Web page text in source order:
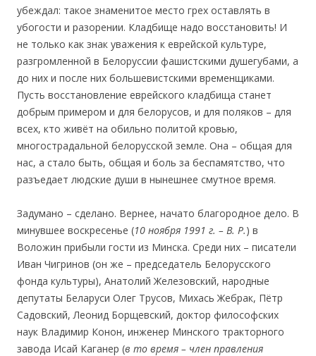
убеждал: такое знаменитое место грех оставлять в
убогости и разорении. Кладбище надо восстановить! И
не только как знак уважения к еврейской культуре,
разгромленной в Белоруссии фашистскими душегубами, а
до них и после них большевистскими временщиками.
Пусть восстановление еврейского кладбища станет
добрым примером и для белорусов, и для поляков – для
всех, кто живёт на обильно политой кровью,
многострадальной белорусской земле. Она – общая для
нас, а стало быть, общая и боль за беспамятство, что
разъедает людские души в нынешнее смутное время.
Задумано – сделано. Вернее, начато благородное дело. В
минувшее воскресенье (10 ноября 1991 г. – В. Р.) в
Воложин прибыли гости из Минска. Среди них – писатели
Иван Чигринов (он же – председатель Белорусского
фонда культуры), Анатолий Железовский, народные
депутаты Беларуси Олег Трусов, Михась Жебрак, Пётр
Садовский, Леонид Борщевский, доктор философских
наук Владимир Конон, инженер Минского тракторного
завода Исай Каганер (в то время – член правления